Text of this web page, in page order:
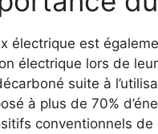
électrique est
électrique lors de
suite à
à plus de 70%
conventionnels